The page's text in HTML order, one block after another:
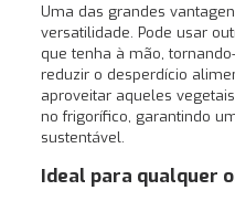
Uma das grandes
versatilidade. Pode usar
que tenha à mão,
reduzir o desperdício
aproveitar aqueles
no frigorífico, garantindo
sustentável.
Ideal para qualquer